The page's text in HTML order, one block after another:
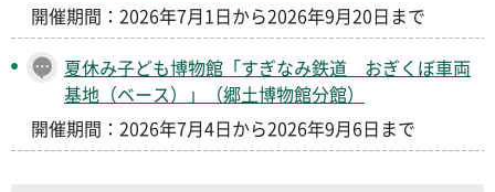
開催期間：2026年7月1日から2026年9月20日まで
夏休み子ども博物館「すぎなみ鉄道 おぎくぼ車両
基地（ベース）」（郷土博物館分館）
開催期間：2026年7月4日から2026年9月6日まで